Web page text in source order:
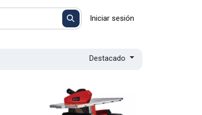
Iniciar sesión
Destacado